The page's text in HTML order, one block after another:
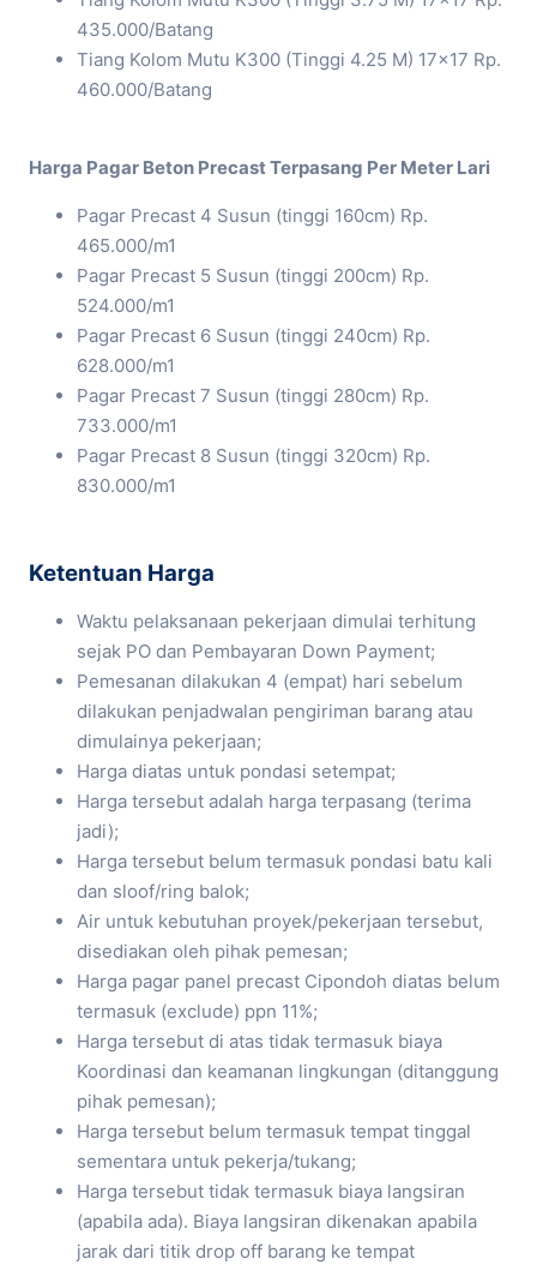
435.000/Batang
Tiang Kolom Mutu K300 (Tinggi 4.25 M) 17×17 Rp.
460.000/Batang
Harga Pagar Beton Precast Terpasang Per Meter Lari
Pagar Precast 4 Susun (tinggi 160cm) Rp.
465.000/m1
Pagar Precast 5 Susun (tinggi 200cm) Rp.
524.000/m1
Pagar Precast 6 Susun (tinggi 240cm) Rp.
628.000/m1
Pagar Precast 7 Susun (tinggi 280cm) Rp.
733.000/m1
Pagar Precast 8 Susun (tinggi 320cm) Rp.
830.000/m1
Ketentuan Harga
Waktu pelaksanaan pekerjaan dimulai terhitung
sejak PO dan Pembayaran Down Payment;
Pemesanan dilakukan 4 (empat) hari sebelum
dilakukan penjadwalan pengiriman barang atau
dimulainya pekerjaan;
Harga diatas untuk pondasi setempat;
Harga tersebut adalah harga terpasang (terima
jadi);
Harga tersebut belum termasuk pondasi batu kali
dan sloof/ring balok;
Air untuk kebutuhan proyek/pekerjaan tersebut,
disediakan oleh pihak pemesan;
Harga pagar panel precast Cipondoh diatas belum
termasuk (exclude) ppn 11%;
Harga tersebut di atas tidak termasuk biaya
Koordinasi dan keamanan lingkungan (ditanggung
pihak pemesan);
Harga tersebut belum termasuk tempat tinggal
sementara untuk pekerja/tukang;
Harga tersebut tidak termasuk biaya langsiran
(apabila ada). Biaya langsiran dikenakan apabila
jarak dari titik drop off barang ke tempat